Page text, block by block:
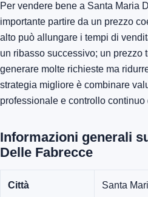
Per vendere bene a Santa Maria
importante partire da un prezzo
alto può allungare i tempi di
un ribasso successivo; un prezzo
generare molte richieste ma
strategia migliore è combinare
professionale e controllo
Informazioni generali
Delle Fabrecce
Città Santa